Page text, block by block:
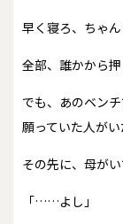
早く寝ろ、ちゃ
全部、誰かから押
でも、あのベン
願っていた人がい
その先に、母がい
「……よし」